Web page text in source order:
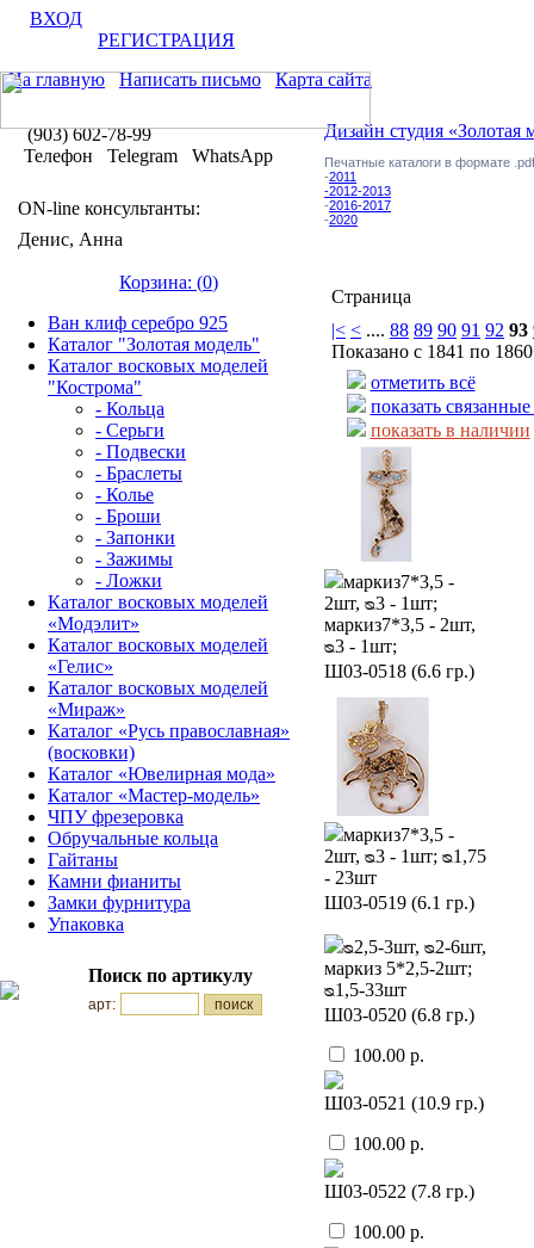
ВХОД
РЕГИСТРАЦИЯ
На главную
Написать письмо Карта сайта
(903) 602-78-99
Телефон Telegram WhatsApp
ON-line консультанты:
Денис, Анна
Корзина: (0)
Ван клиф серебро 925
Каталог "Золотая модель"
Каталог восковых моделей
"Кострома"
- Кольца
- Серьги
- Подвески
- Браслеты
- Колье
- Броши
- Запонки
- Зажимы
- Ложки
Каталог восковых моделей
«Модэлит»
Каталог восковых моделей
«Гелис»
Каталог восковых моделей
«Мираж»
Каталог «Русь православная»
(восковки)
Каталог «Ювелирная мода»
Каталог «Мастер-модель»
ЧПУ фрезеровка
Обручальные кольца
Гайтаны
Камни фианиты
Замки фурнитура
Упаковка
Поиск по артикулу
арт:
Дизайн студия «Золотая
Печатные каталоги в формате
-2011
-2012-2013
-2016-2017
-2020
Страница
|< < .... 88 89 90 91 92 93
Показано с 1841 по
отметить всё
показать
показать в наличии
маркиз7*3,5 -
2шт, ᴓ3 - 1шт;
маркиз7*3,5 - 2шт,
ᴓ3 - 1шт;
Ш03-0518 (6.6 гр.)
маркиз7*3,5 -
2шт, ᴓ3 - 1шт; ᴓ1,75
- 23шт
Ш03-0519 (6.1 гр.)
ᴓ2,5-3шт, ᴓ2-6шт,
маркиз 5*2,5-2шт;
ᴓ1,5-33шт
Ш03-0520 (6.8 гр.)
100.00 р.
Ш03-0521 (10.9 гр.)
100.00 р.
Ш03-0522 (7.8 гр.)
100.00 р.